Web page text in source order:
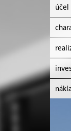
účel